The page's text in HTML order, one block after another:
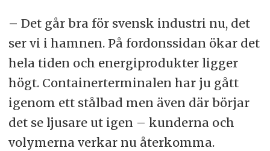
– Det går bra för svensk industri nu, det
ser vi i hamnen. På fordonssidan ökar det
hela tiden och energiprodukter ligger
högt. Containerterminalen har ju gått
igenom ett stålbad men även där börjar
det se ljusare ut igen – kunderna och
volymerna verkar nu återkomma.